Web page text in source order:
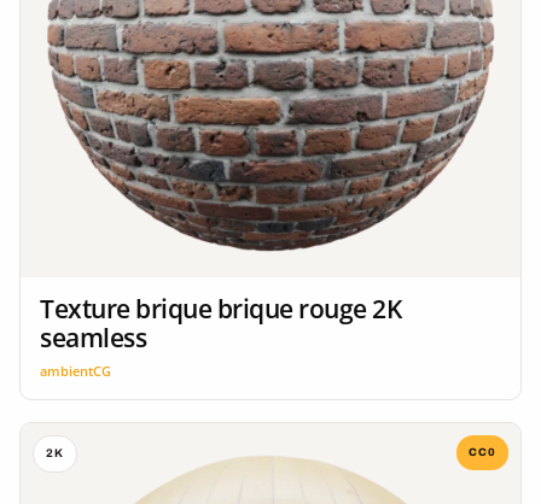
Texture brique brique rouge 2K
seamless
ambientCG
2K CC0